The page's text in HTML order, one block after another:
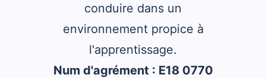
conduire dans un
environnement propice à
l'apprentissage.
Num d'agrément : E18 0770